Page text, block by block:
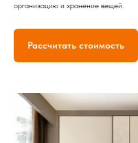
организацию и хранение вещей.
Рассчитать стоимость